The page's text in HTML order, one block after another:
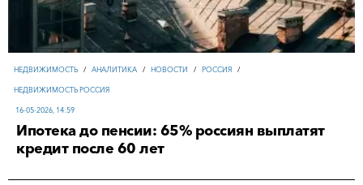
НЕДВИЖИМОСТЬ / АНАЛИТИКА / НОВОСТИ / РОССИЯ /
НЕДВИЖИМОСТЬ РОССИЯ
16-05-2026, 14:59
Ипотека до пенсии: 65% россиян выплатят
кредит после 60 лет